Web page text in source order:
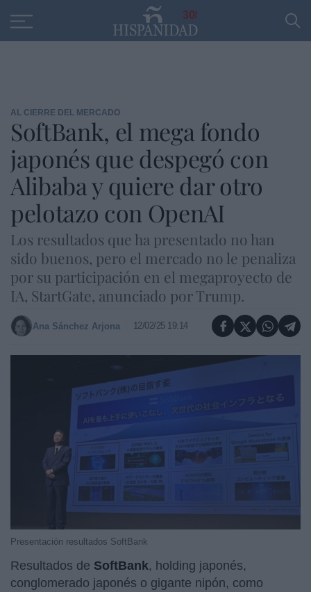
30
AL CIERRE DEL MERCADO
SoftBank, el mega fondo
japonés que despegó con
Alibaba y quiere dar otro
pelotazo con OpenAI
Los resultados que ha presentado no han
sido buenos, pero el mercado no le penaliza
por su participación en el megaproyecto de
IA, StartGate, anunciado por Trump.
Ana Sánchez Arjona 12/02/25 19:14
Presentación resultados SoftBank
Resultados de SoftBank, holding japonés,
conglomerado japonés o gigante nipón, como